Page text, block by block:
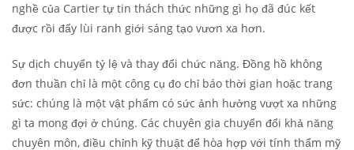
nghề của Cartier tự tin thách thức những gì họ đã đúc kết
được rồi đẩy lùi ranh giới sáng tạo vươn xa hơn.
Sự dịch chuyển tỷ lệ và thay đổi chức năng. Đồng hồ không
đơn thuần chỉ là một công cụ đo chỉ báo thời gian hoặc trang
sức: chúng là một vật phẩm có sức ảnh hưởng vượt xa những
gì ta mong đợi ở chúng. Các chuyên gia chuyển đổi khả năng
chuyên môn, điều chỉnh kỹ thuật để hòa hợp với tính thẩm mỹ